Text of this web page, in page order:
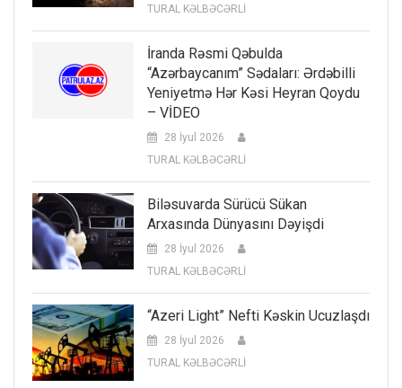
TURAL KƏLBƏCƏRLİ
İranda Rəsmi Qəbulda
“Azərbaycanım” Sədaları: Ərdəbilli
Yeniyetmə Hər Kəsi Heyran Qoydu
– VİDEO
28 İyul 2026
TURAL KƏLBƏCƏRLİ
Biləsuvarda Sürücü Sükan
Arxasında Dünyasını Dəyişdi
28 İyul 2026
TURAL KƏLBƏCƏRLİ
“Azeri Light” Nefti Kəskin Ucuzlaşdı
28 İyul 2026
TURAL KƏLBƏCƏRLİ